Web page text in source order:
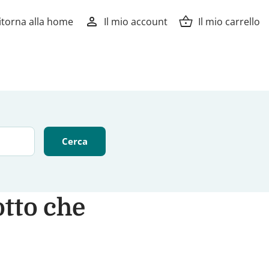
alla home person Il mio account shopping_basket Il mio carrello
che